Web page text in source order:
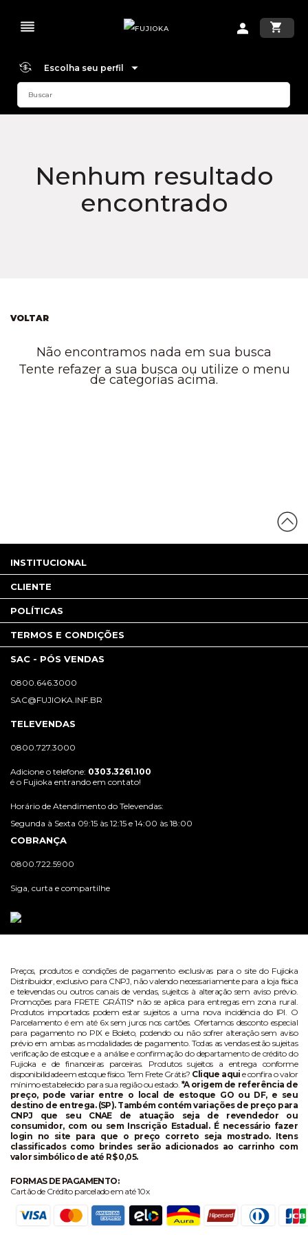
Escolha seu perfil
Nenhum resultado
encontrado
VOLTAR
Não encontramos nada em sua busca
Tente refazer a sua busca ou utilize o menu
de categorias acima.
INSTITUCIONAL
CLIENTE
POLÍTICAS
TERMOS E CONDIÇÕES
SAC - PÓS VENDAS
0800.646.3000
SAC@FUJIOKA.INF.BR
TELEVENDAS
0800.727.3000
Adicione o telefone: 0303.3261.100
é o Fujioka entrando em contato!
Horário de Atendimento do Televendas:
Segunda à Sexta 09:15 às 12:15 e 14:00 às 18:00
COBRANÇA
0800.722.5900
Siga, curta e compartilhe
Preços, produtos e condições de pagamento exclusivas para o site do Fujioka
Distribuidor, exclusivo para CNPJ, não valendo necessariamente para a loja física
e televendas ou outros canais de vendas, sujeitos à alteração sem aviso prévio.
Promoções para FRETE GRÁTIS* não se aplica para entregas em zona rural.
Produtos importados podem estar sujeitos a uma nova incidência do IPI. O
Parcelamento é em até 6x sem juros nos cartões. Ofertamos desconto especial
para pagamento no PIX e Boleto, podendo ou não sofrer alteração sem aviso
prévio em ambas as modalidades de pagamento. Todas as vendas estão sujeitas
verificação de estoque e a análise e confirmação do departamento de crédito do
Fujioka e de financeiras parceiras. Produtos sujeitos a entrega conforme
disponibilidade em estoque físico. Tem Frete Grátis? Clique aqui e confira o valor
mínimo estabelecido para sua região ou estado. *A origem de referência de
preço, pode variar entre o local de estoque GO ou DF, e seu
destino de entrega. (SP). Também contém variações de preço para
CNPJ que seu CNAE de atuação seja de revendedor ou
consumidor, com ou sem Inscrição Estadual. É necessário fazer
login no site para que o preço correto seja mostrado. Itens
classificados como brindes serão adicionados ao carrinho com
valor simbólico de até R$ 0,05.
FORMAS DE PAGAMENTO:
Cartão de Crédito parcelado em até 10x